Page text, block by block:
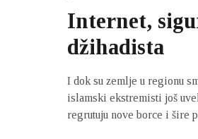
Internet,
džihadista
I dok su zemlje u regionu
islamski ekstremisti još
regrutuju nove borce i šire